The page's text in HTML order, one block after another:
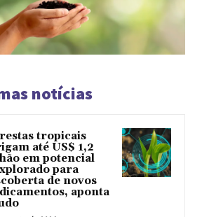
notícias
tropicais
até US$ 1,2
em potencial
para
de novos
aponta